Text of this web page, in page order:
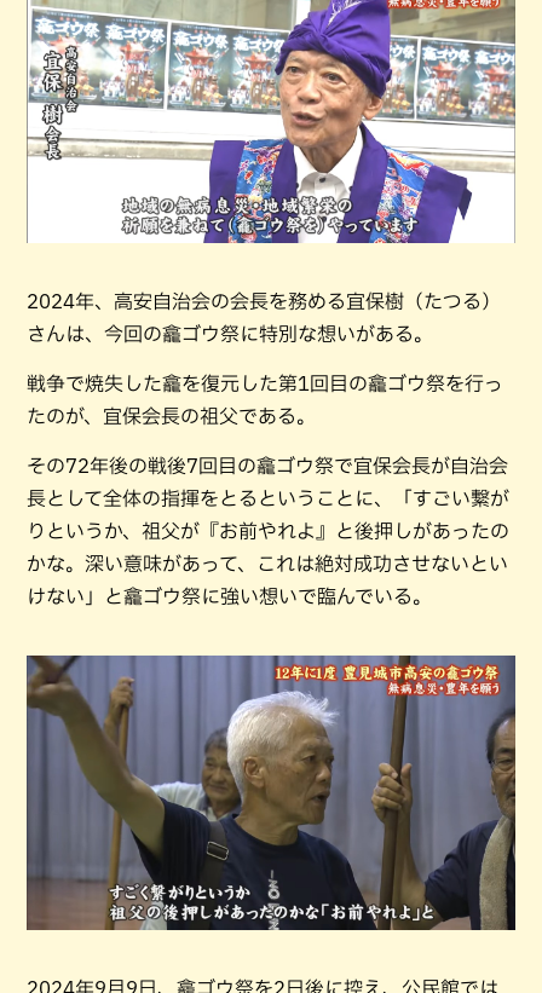
2024年、高安自治会の会長を務める宜保樹（たつる）
さんは、今回の龕ゴウ祭に特別な想いがある。
戦争で焼失した龕を復元した第1回目の龕ゴウ祭を行っ
たのが、宜保会長の祖父である。
その72年後の戦後7回目の龕ゴウ祭で宜保会長が自治会
長として全体の指揮をとるということに、「すごい繋が
りというか、祖父が『お前やれよ』と後押しがあったの
かな。深い意味があって、これは絶対成功させないとい
けない」と龕ゴウ祭に強い想いで臨んでいる。
2024年9月9日、龕ゴウ祭を2日後に控え、公民館では